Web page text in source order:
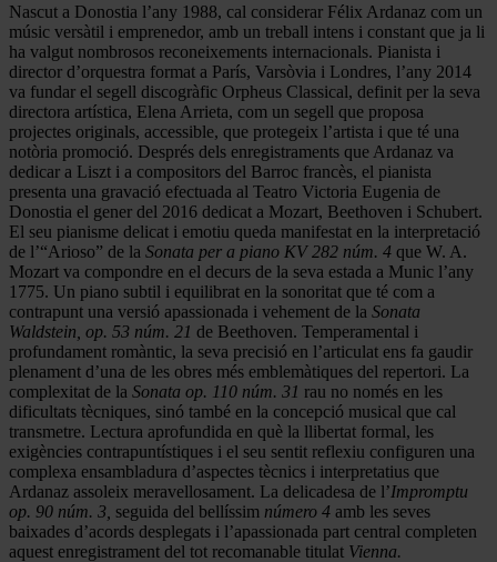
Nascut a Donostia l’any 1988, cal considerar Félix Ardanaz com un
músic versàtil i emprenedor, amb un treball intens i constant que ja li
ha valgut nombrosos reconeixements internacionals. Pianista i
director d’orquestra format a París, Varsòvia i Londres, l’any 2014
va fundar el segell discogràfic Orpheus Classical, definit per la seva
directora artística, Elena Arrieta, com un segell que proposa
projectes originals, accessible, que protegeix l’artista i que té una
notòria promoció. Després dels enregistraments que Ardanaz va
dedicar a Liszt i a compositors del Barroc francès, el pianista
presenta una gravació efectuada al Teatro Victoria Eugenia de
Donostia el gener del 2016 dedicat a Mozart, Beethoven i Schubert.
El seu pianisme delicat i emotiu queda manifestat en la interpretació
de l’“Arioso” de la Sonata per a piano KV 282 núm. 4 que W. A.
Mozart va compondre en el decurs de la seva estada a Munic l’any
1775. Un piano subtil i equilibrat en la sonoritat que té com a
contrapunt una versió apassionada i vehement de la Sonata
Waldstein, op. 53 núm. 21 de Beethoven. Temperamental i
profundament romàntic, la seva precisió en l’articulat ens fa gaudir
plenament d’una de les obres més emblemàtiques del repertori. La
complexitat de la Sonata op. 110 núm. 31 rau no només en les
dificultats tècniques, sinó també en la concepció musical que cal
transmetre. Lectura aprofundida en què la llibertat formal, les
exigències contrapuntístiques i el seu sentit reflexiu configuren una
complexa ensambladura d’aspectes tècnics i interpretatius que
Ardanaz assoleix meravellosament. La delicadesa de l’Impromptu
op. 90 núm. 3, seguida del bellíssim número 4 amb les seves
baixades d’acords desplegats i l’apassionada part central completen
aquest enregistrament del tot recomanable titulat Vienna.